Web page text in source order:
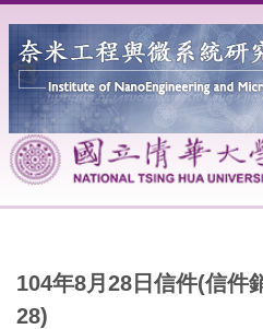
主
要
容
區
104年8月28日信件(信件
28)